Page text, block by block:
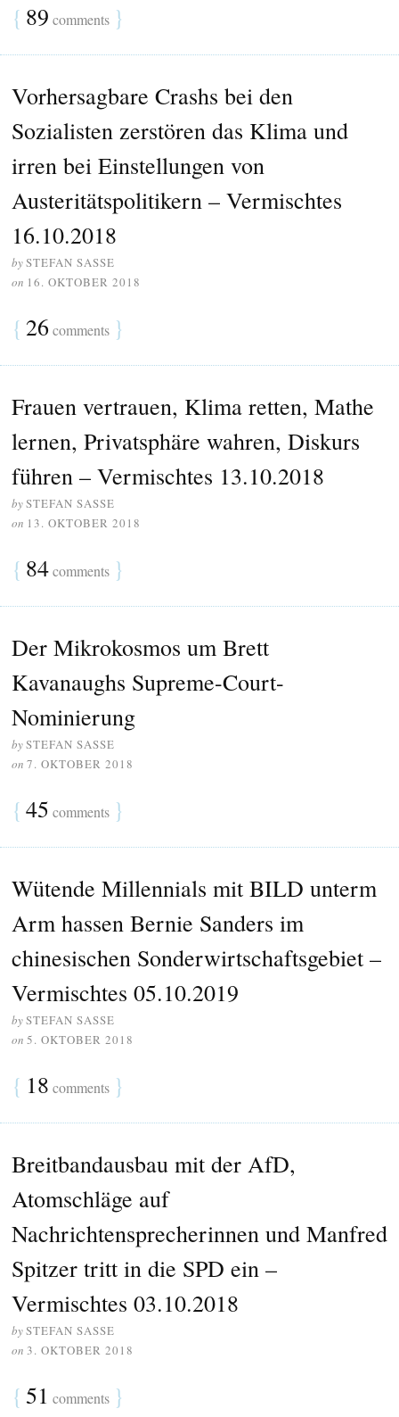
{ 89 comments }
Vorhersagbare Crashs bei den
Sozialisten zerstören das Klima und
irren bei Einstellungen von
Austeritätspolitikern – Vermischtes
16.10.2018
bySTEFAN SASSE
on 16. OKTOBER 2018
{ 26 comments }
Frauen vertrauen, Klima retten, Mathe
lernen, Privatsphäre wahren, Diskurs
führen – Vermischtes 13.10.2018
bySTEFAN SASSE
on 13. OKTOBER 2018
{ 84comments }
Der Mikrokosmos um Brett
Kavanaughs Supreme-Court-
Nominierung
bySTEFAN SASSE
on 7. OKTOBER 2018
{ 45 comments }
Wütende Millennials mit BILD unterm
Arm hassen Bernie Sanders im
chinesischen Sonderwirtschaftsgebiet –
Vermischtes 05.10.2019
bySTEFAN SASSE
on 5. OKTOBER 2018
{ 18 comments }
Breitbandausbau mit der AfD,
Atomschläge auf
Nachrichtensprecherinnen und Manfred
Spitzer tritt in die SPD ein –
Vermischtes 03.10.2018
bySTEFAN SASSE
on 3. OKTOBER 2018
{ 51 comments }